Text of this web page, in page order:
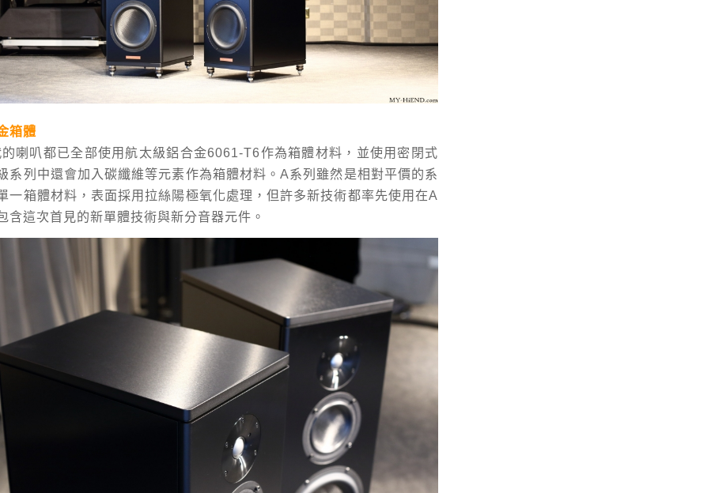
箱體
喇叭都已全部使用航太級鋁合金6061-T6作為箱體材料，並使用密閉式
系列中還會加入碳纖維等元素作為箱體材料。A系列雖然是相對平價的系
一箱體材料，表面採用拉絲陽極氧化處理，但許多新技術都率先使用在A
含這次首見的新單體技術與新分音器元件。